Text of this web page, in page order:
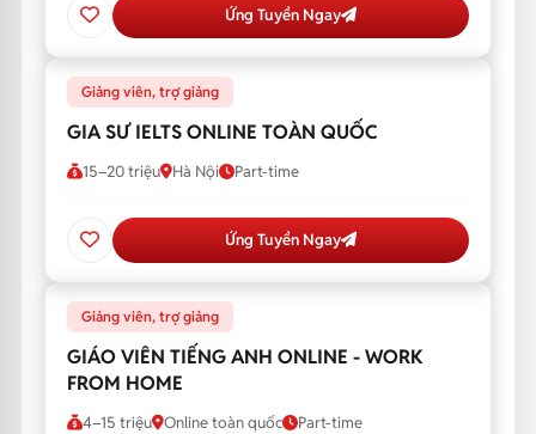
Ứng Tuyển Ngay
Giảng viên, trợ giảng
GIA SƯ IELTS ONLINE TOÀN QUỐC
15–20 triệu Hà Nội Part-time
Ứng Tuyển Ngay
Giảng viên, trợ giảng
GIÁO VIÊN TIẾNG ANH ONLINE - WORK
FROM HOME
4–15 triệu Online toàn quốc Part-time